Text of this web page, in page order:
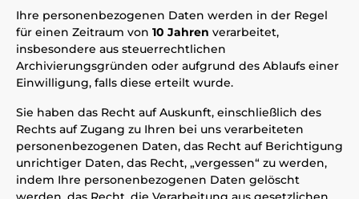
Ihre personenbezogenen Daten werden in der Regel
für einen Zeitraum von 10 Jahren verarbeitet,
insbesondere aus steuerrechtlichen
Archivierungsgründen oder aufgrund des Ablaufs einer
Einwilligung, falls diese erteilt wurde.
Sie haben das Recht auf Auskunft, einschließlich des
Rechts auf Zugang zu Ihren bei uns verarbeiteten
personenbezogenen Daten, das Recht auf Berichtigung
unrichtiger Daten, das Recht, „vergessen“ zu werden,
indem Ihre personenbezogenen Daten gelöscht